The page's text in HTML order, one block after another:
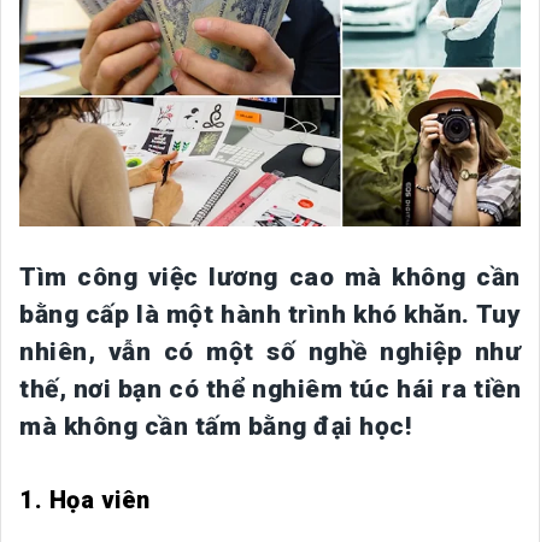
Tìm công việc lương cao mà không cần
bằng cấp là một hành trình khó khăn. Tuy
nhiên, vẫn có một số nghề nghiệp như
thế, nơi bạn có thể nghiêm túc hái ra tiền
mà không cần tấm bằng đại học!
1. Họa viên